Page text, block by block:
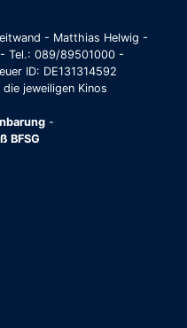
- Matthias Helwig -
Tel.: 089/89501000 -
ID: DE131314592
jeweiligen Kinos
-
BFSG